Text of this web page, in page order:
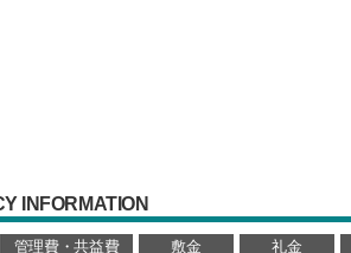
INFORMATION
管理費・共益費 敷金 礼金